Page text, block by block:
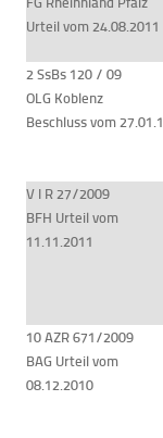
Urteil vom 24.08.2011
2 SsBs 120 / 09
OLG Koblenz
Beschluss vom
V I R 27/2009
BFH Urteil vom
11.11.2011
10 AZR 671/2009
BAG Urteil vom
08.12.2010